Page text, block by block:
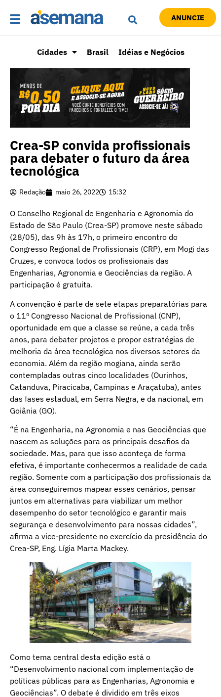
ANUNCIE
Cidades Brasil Idéias e Negócios
Crea-SP convida profissionais
para debater o futuro da área
tecnológica
Redação maio 26, 2022 15:32
O Conselho Regional de Engenharia e Agronomia do
Estado de São Paulo (Crea-SP) promove neste sábado
(28/05), das 9h às 17h, o primeiro encontro do
Congresso Regional de Profissionais (CRP), em Mogi das
Cruzes, e convoca todos os profissionais das
Engenharias, Agronomia e Geociências da região. A
participação é gratuita.
A convenção é parte de sete etapas preparatórias para
o 11º Congresso Nacional de Profissional (CNP),
oportunidade em que a classe se reúne, a cada três
anos, para debater projetos e propor estratégias de
melhoria da área tecnológica nos diversos setores da
economia. Além da região mogiana, ainda serão
contempladas outras cinco localidades (Ourinhos,
Catanduva, Piracicaba, Campinas e Araçatuba), antes
das fases estadual, em Serra Negra, e da nacional, em
Goiânia (GO).
“É na Engenharia, na Agronomia e nas Geociências que
nascem as soluções para os principais desafios da
sociedade. Mas, para que isso aconteça de forma
efetiva, é importante conhecermos a realidade de cada
região. Somente com a participação dos profissionais da
área conseguiremos mapear esses cenários, pensar
juntos em alternativas para viabilizar um melhor
desempenho do setor tecnológico e garantir mais
segurança e desenvolvimento para nossas cidades”,
afirma a vice-presidente no exercício da presidência do
Crea-SP, Eng. Lígia Marta Mackey.
Como tema central desta edição está o
“Desenvolvimento nacional com implementação de
políticas públicas para as Engenharias, Agronomia e
Geociências”. O debate é dividido em três eixos